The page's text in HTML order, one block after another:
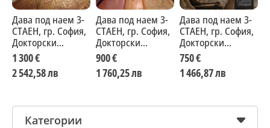
Дава под наем 3-
СТАЕН, гр. София,
Докторски
паметник
1 300 €
2 542,58 лв
Дава под наем 3-
СТАЕН, гр. София,
Докторски
паметник
900 €
1 760,25 лв
Дава под наем 3-
СТАЕН, гр. София,
Докторски
паметник
750 €
1 466,87 лв
Категории